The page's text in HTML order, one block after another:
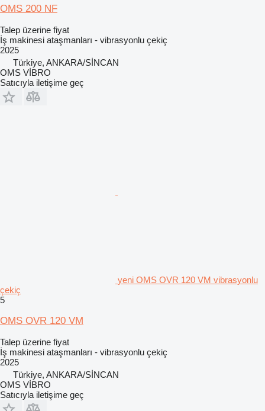
OMS 200 NF
Talep üzerine fiyat
İş makinesi ataşmanları - vibrasyonlu çekiç
2025
Türkiye, ANKARA/SİNCAN
OMS VİBRO
Satıcıyla iletişime geç
yeni OMS OVR 120 VM vibrasyonlu
çekiç
5
OMS OVR 120 VM
Talep üzerine fiyat
İş makinesi ataşmanları - vibrasyonlu çekiç
2025
Türkiye, ANKARA/SİNCAN
OMS VİBRO
Satıcıyla iletişime geç